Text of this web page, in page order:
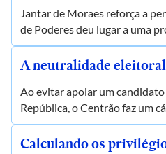
Jantar de Moraes reforça a
de Poderes deu lugar a uma
A neutralidade
Ao evitar apoiar um candidato
República, o Centrão faz um
Calculando os